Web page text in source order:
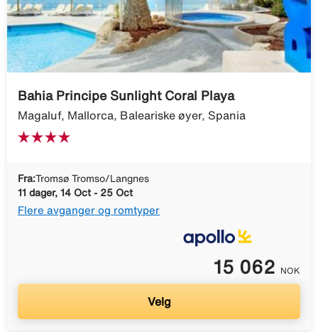
Bahia Principe Sunlight Coral Playa
Magaluf, Mallorca, Baleariske øyer, Spania
Fra:Tromsø Tromso/Langnes
11 dager, 14 Oct - 25 Oct
Flere avganger og romtyper
15 062 NOK
Velg